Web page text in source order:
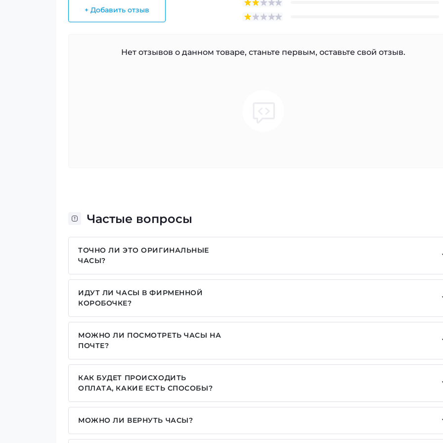
+ Добавить отзыв
Нет отзывов о данном товаре, станьте первым, оставьте свой отзыв.
Частые вопросы
ТОЧНО ЛИ ЭТО ОРИГИНАЛЬНЫЕ
ЧАСЫ?
Да, все часы у нас только оригинальные, мы являемся представителем многих брендов.
ИДУТ ЛИ ЧАСЫ В ФИРМЕННОЙ
КОРОБОЧКЕ?
Для часов бренда Casio, Pagani Design, GUARDO и GOODYEAR добавляем фирменные коробочки с
брендовой надписью. Для бренда AWARDER добавляем черную с трезубцем коробочку или
камуфляжную (в зависимости от классической модели или спортивной) все другие модели
упаковку дополнительно для каждой модели часов. Особенно если покупаете часы на подарок,
рекомендуем посмотреть на наши подарочные коробочки.
МОЖНО ЛИ ПОСМОТРЕТЬ ЧАСЫ НА
ПОЧТЕ?
Да у нас разрешен осмотр часов на почте.
КАК БУДЕТ ПРОИСХОДИТЬ
ОПЛАТА, КАКИЕ ЕСТЬ СПОСОБЫ?
У нас достаточно широкий выбор способов оплаты. Возможна: оплата при получении, подписка по
реквизитам IBAN, оплата частями от приватбанка, монобанка и пумб, а также оплата LiqРay на
МОЖНО ЛИ ВЕРНУТЬ ЧАСЫ?
Да, у нас есть обмен на возврат товара в течение 14 дней после покупки. Возврат или обмен